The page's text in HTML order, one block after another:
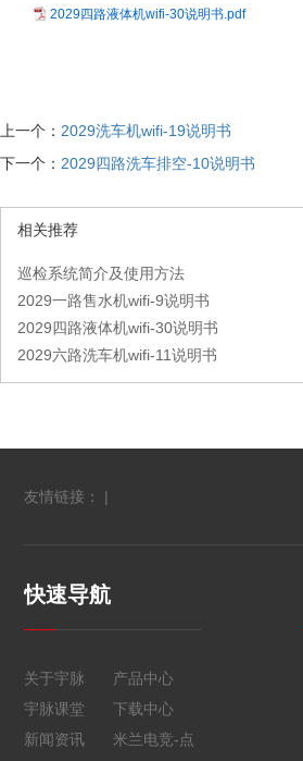
2029四路液体机wifi-30说明书.pdf
上一个： 2029洗车机wifi-19说明书
下一个： 2029四路洗车排空-10说明书
相关推荐
巡检系统简介及使用方法
2029一路售水机wifi-9说明书
2029四路液体机wifi-30说明书
2029六路洗车机wifi-11说明书
友情链接： |
快速导航
关于宇脉
产品中心
宇脉课堂
下载中心
新闻资讯
米兰电竞-点